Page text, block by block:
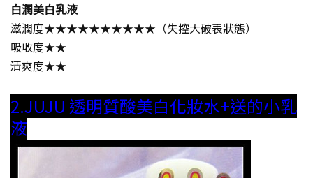
白潤美白乳液
滋潤度★★★★★★★★★★（失控大破表狀態）
吸收度★★
清爽度★★
2.JUJU 透明質酸美白化妝水+送的小乳
液